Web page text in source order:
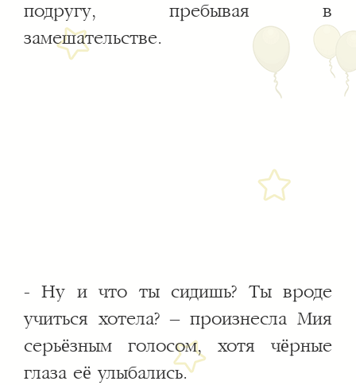
подругу, пребывая в
замешательстве.
- Ну и что ты сидишь? Ты вроде
учиться хотела? – произнесла Мия
серьёзным голосом, хотя чёрные
глаза её улыбались.